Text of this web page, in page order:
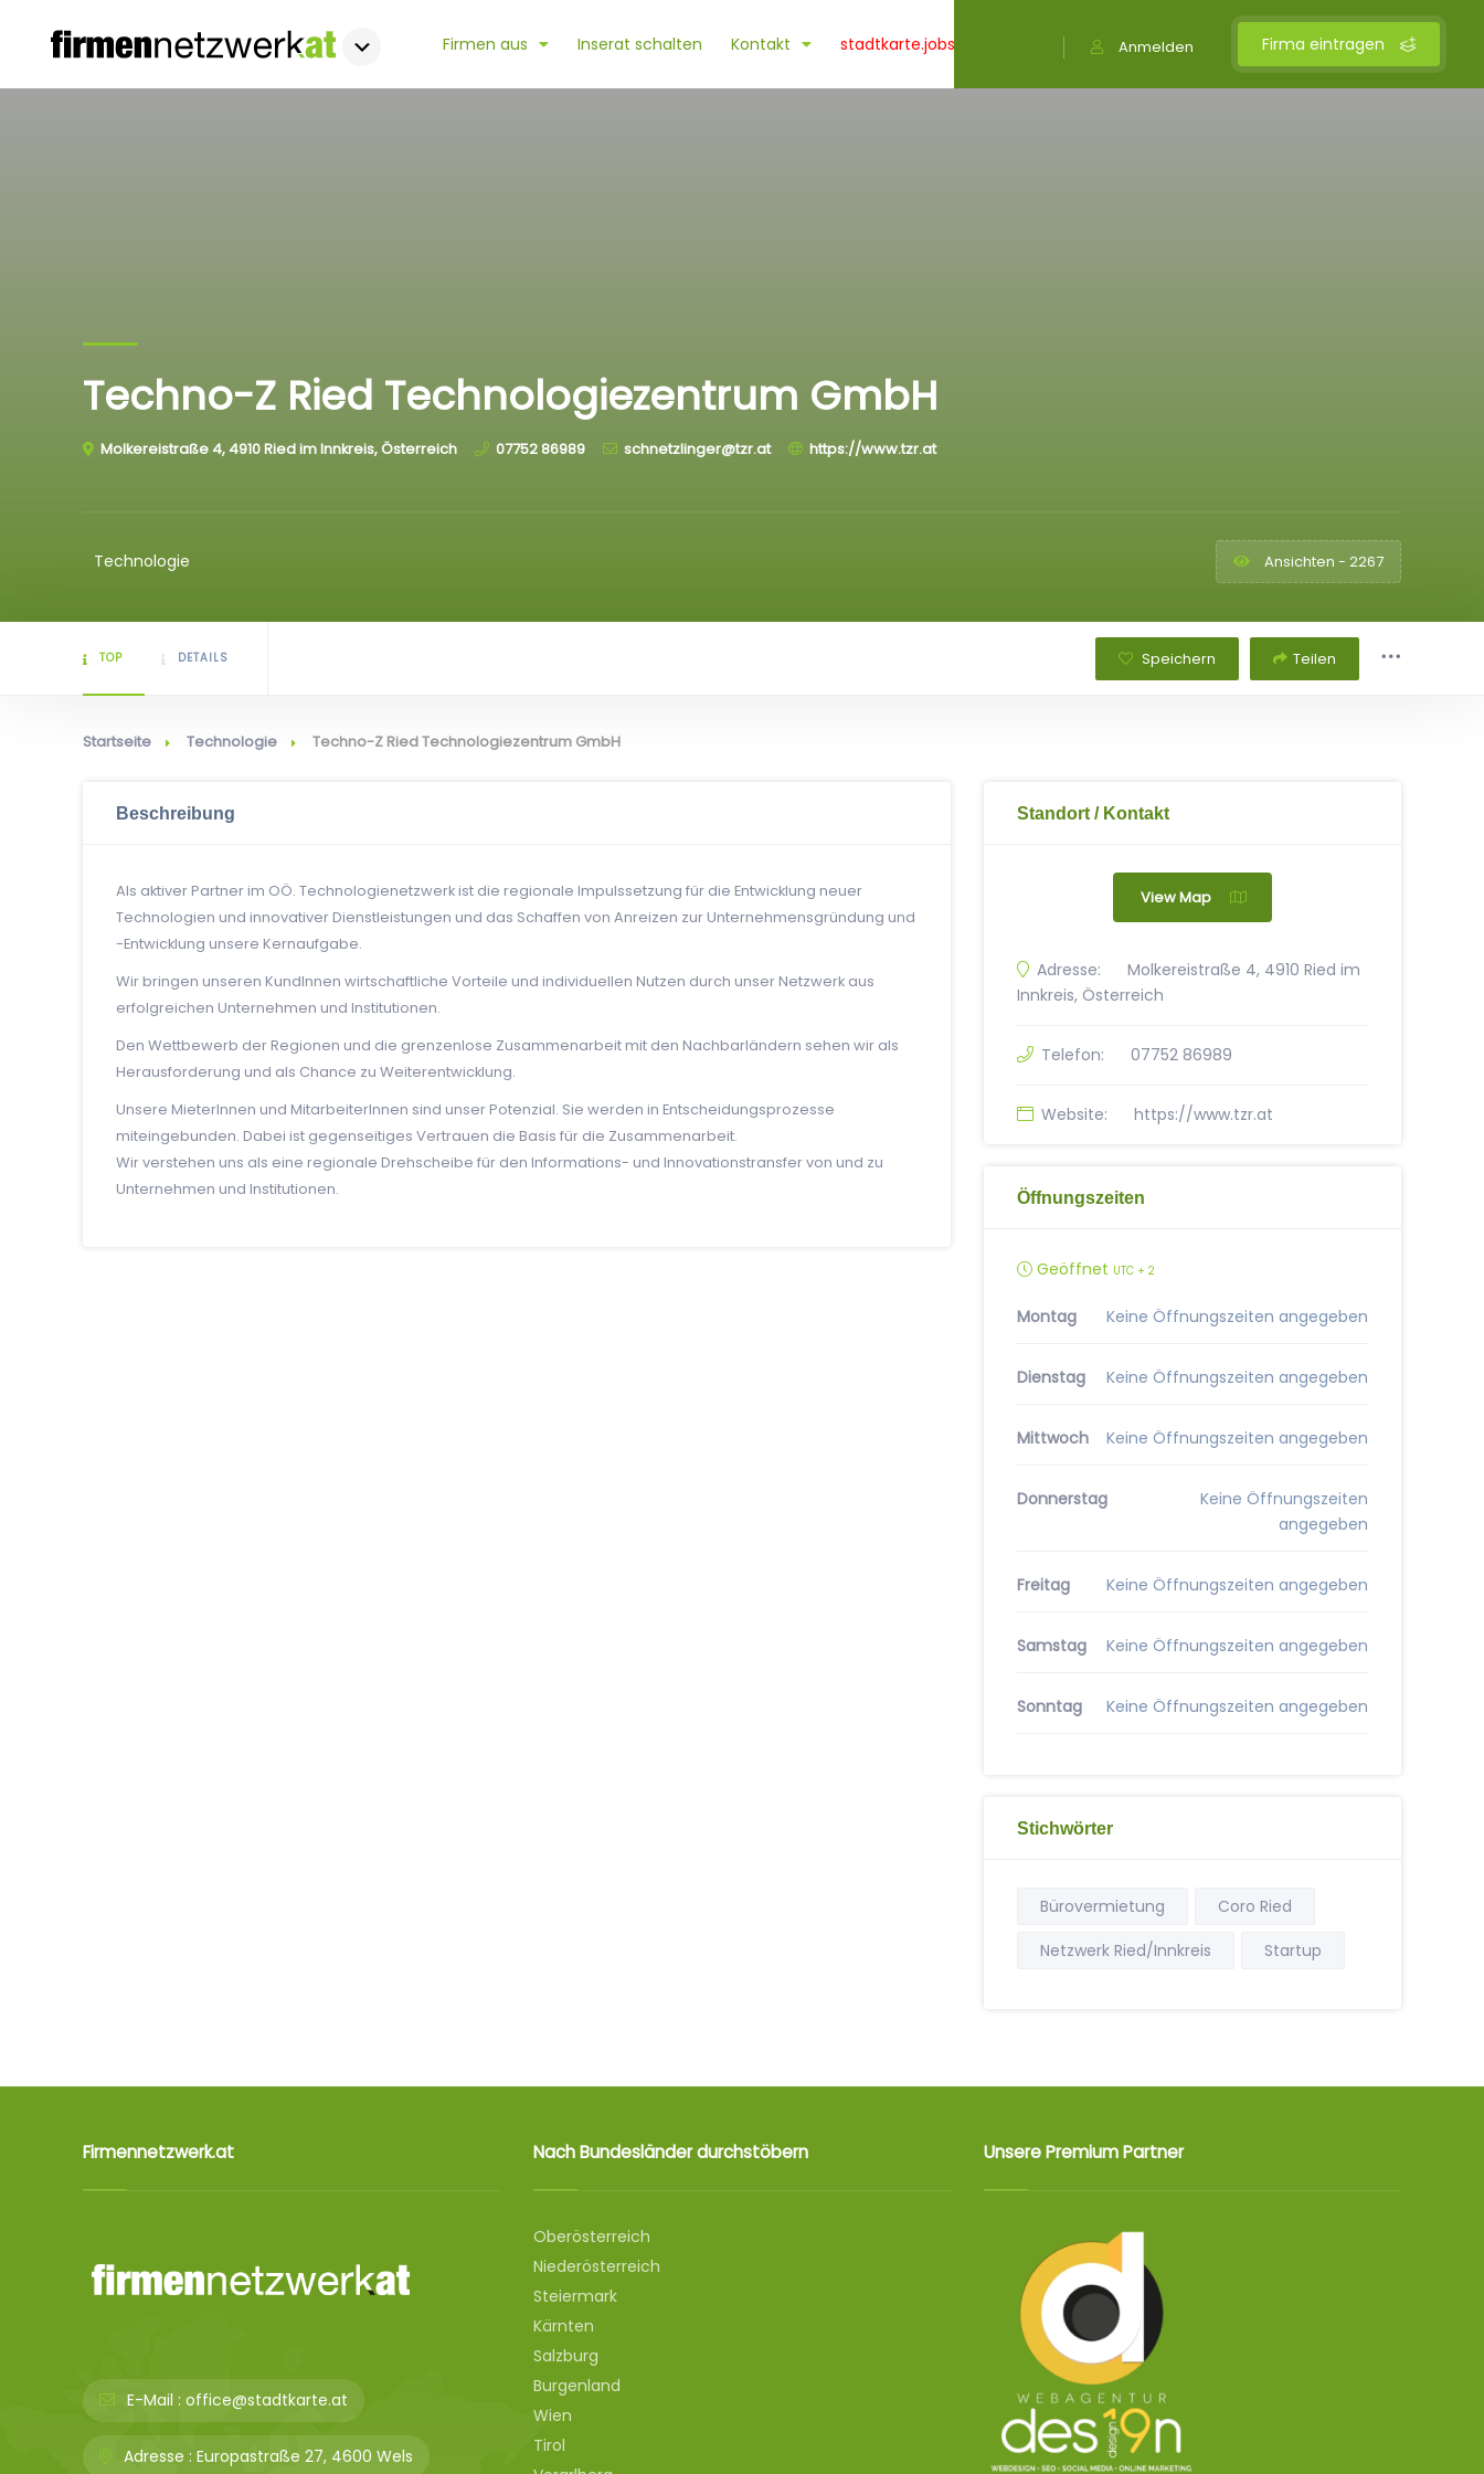
Firma eintragen
Anmelden
Firmen aus Inserat schalten Kontakt stadtkarte.jobs
Techno-Z Ried Technologiezentrum GmbH
Molkereistraße 4, 4910 Ried im Innkreis, Österreich 07752 86989 schnetzlinger@tzr.at https://www.tzr.at
Technologie Ansichten - 2267
TOP DETAILS Speichern Teilen
Startseite Technologie Techno-Z Ried Technologiezentrum GmbH
Beschreibung
Als aktiver Partner im OÖ. Technologienetzwerk ist die regionale Impulssetzung für die Entwicklung neuer
Technologien und innovativer Dienstleistungen und das Schaffen von Anreizen zur Unternehmensgründung und
-Entwicklung unsere Kernaufgabe.
Wir bringen unseren KundInnen wirtschaftliche Vorteile und individuellen Nutzen durch unser Netzwerk aus
erfolgreichen Unternehmen und Institutionen.
Den Wettbewerb der Regionen und die grenzenlose Zusammenarbeit mit den Nachbarländern sehen wir als
Herausforderung und als Chance zu Weiterentwicklung.
Unsere MieterInnen und MitarbeiterInnen sind unser Potenzial. Sie werden in Entscheidungsprozesse
miteingebunden. Dabei ist gegenseitiges Vertrauen die Basis für die Zusammenarbeit.
Wir verstehen uns als eine regionale Drehscheibe für den Informations- und Innovationstransfer von und zu
Unternehmen und Institutionen.
Standort / Kontakt
View Map
Adresse:
Molkereistraße 4, 4910 Ried im
Innkreis, Österreich
Telefon: 07752 86989
Website: https://www.tzr.at
Öffnungszeiten
Geöffnet UTC + 2
Montag Keine Öffnungszeiten angegeben
Dienstag Keine Öffnungszeiten angegeben
Mittwoch Keine Öffnungszeiten angegeben
Donnerstag
Keine Öffnungszeiten
angegeben
Freitag Keine Öffnungszeiten angegeben
Samstag Keine Öffnungszeiten angegeben
Sonntag Keine Öffnungszeiten angegeben
Stichwörter
Bürovermietung
Coro Ried
Netzwerk Ried/Innkreis
Startup
Firmennetzwerk.at
E-Mail : office@stadtkarte.at
Adresse : Europastraße 27, 4600 Wels
Nach Bundesländer durchstöbern
Oberösterreich
Niederösterreich
Steiermark
Kärnten
Salzburg
Burgenland
Wien
Tirol
Unsere Premium Partner